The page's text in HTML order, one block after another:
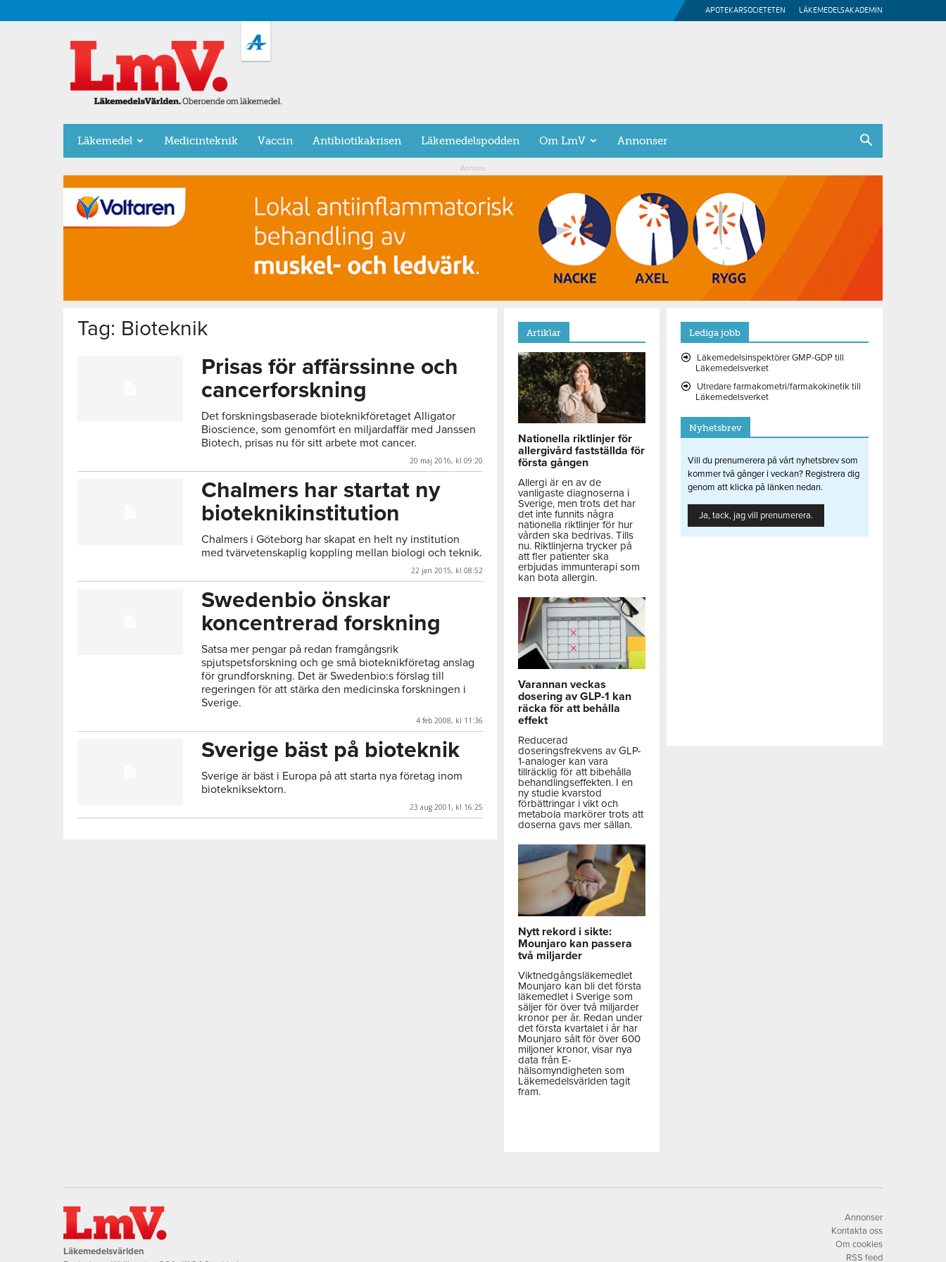
APOTEKARSOCIETETEN LÄKEMEDELSAKADEMIN
LäkemedelsVärlden
Läkemedel Medicinteknik Vaccin Antibiotikakrisen Läkemedelspodden Om LmV Annonser
Annons
Tag: Bioteknik
Prisas för affärssinne och
cancerforskning
Det forskningsbaserade bioteknikföretaget Alligator
Bioscience, som genomfört en miljardaffär med Janssen
Biotech, prisas nu för sitt arbete mot cancer.
20 maj 2016, kl 09:20
Chalmers har startat ny
bioteknikinstitution
Chalmers i Göteborg har skapat en helt ny institution
med tvärvetenskaplig koppling mellan biologi och teknik.
22 jan 2015, kl 08:52
Swedenbio önskar
koncentrerad forskning
Satsa mer pengar på redan framgångsrik
spjutspetsforskning och ge små bioteknikföretag anslag
för grundforskning. Det är Swedenbio:s förslag till
regeringen för att stärka den medicinska forskningen i
Sverige.
4 feb 2008, kl 11:36
Sverige bäst på bioteknik
Sverige är bäst i Europa på att starta nya företag inom
biotekniksektorn.
23 aug 2001, kl 16:25
Artiklar
Nationella riktlinjer för
allergivård fastställda för
första gången
Allergi är en av de
vanligaste diagnoserna i
Sverige, men trots det har
det inte funnits några
nationella riktlinjer för hur
vården ska bedrivas. Tills
nu. Riktlinjerna trycker på
att fler patienter ska
erbjudas immunterapi som
kan bota allergin.
Varannan veckas
dosering av GLP-1 kan
räcka för att behålla
effekt
Reducerad
doseringsfrekvens av GLP-
1-analoger kan vara
tillräcklig för att bibehålla
behandlingseffekten. I en
ny studie kvarstod
förbättringar i vikt och
metabola markörer trots att
doserna gavs mer sällan.
Nytt rekord i sikte:
Mounjaro kan passera
två miljarder
Viktnedgångsläkemedlet
Mounjaro kan bli det första
läkemedlet i Sverige som
säljer för över två miljarder
kronor per år. Redan under
det första kvartalet i år har
Mounjaro sålt för över 600
miljoner kronor, visar nya
data från E-
hälsomyndigheten som
Läkemedelsvärlden tagit
fram.
Lediga jobb
Läkemedelsinspektörer GMP-GDP till
Läkemedelsverket
Utredare farmakometri/farmakokinetik till
Läkemedelsverket
Nyhetsbrev
Vill du prenumerera på vårt nyhetsbrev som
kommer två gånger i veckan? Registrera dig
genom att klicka på länken nedan.
Ja, tack, jag vill prenumerera.
Läkemedelsvärlden
Annonser
Kontakta oss
Om cookies
RSS feed